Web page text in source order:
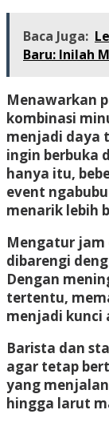
Baca Juga:
Baru: Inilah
Menawarkan
kombinasi
menjadi daya
ingin berbuka
hanya itu,
event
menarik lebih
Mengatur jam
dibarengi
Dengan
tertentu,
menjadi kunci
Barista dan
agar tetap
yang
hingga larut